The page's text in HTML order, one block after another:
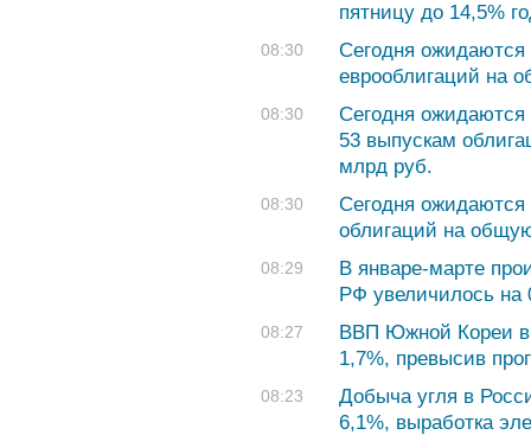
пятницу до 14,5%
08:30
Сегодня ожидаются
еврооблигаций на
08:30
Сегодня
53 выпускам
млрд руб.
08:30
Сегодня
облигаций на
08:29
В январе-марте
РФ увеличилось на
08:27
ВВП Южной Кореи в
1,7%, превысив
08:23
Добыча угля в
6,1%, выработка